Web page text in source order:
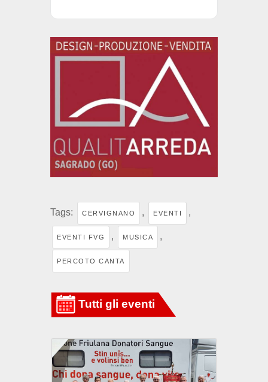
Tags: CERVIGNANO , EVENTI ,
EVENTI FVG , MUSICA ,
PERCOTO CANTA